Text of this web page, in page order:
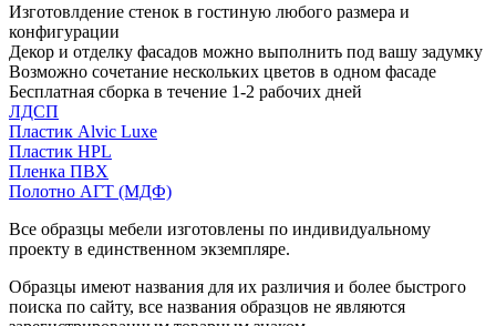
Изготовлдение стенок в гостиную любого размера и
конфигурации
Декор и отделку фасадов можно выполнить под вашу задумку
Возможно сочетание нескольких цветов в одном фасаде
Бесплатная сборка в течение 1-2 рабочих дней
ЛДСП
Пластик Alvic Luxe
Пластик HPL
Пленка ПВХ
Полотно АГТ (МДФ)
Все образцы мебели изготовлены по индивидуальному
проекту в единственном экземпляре.
Образцы имеют названия для их различия и более быстрого
поиска по сайту, все названия образцов не являются